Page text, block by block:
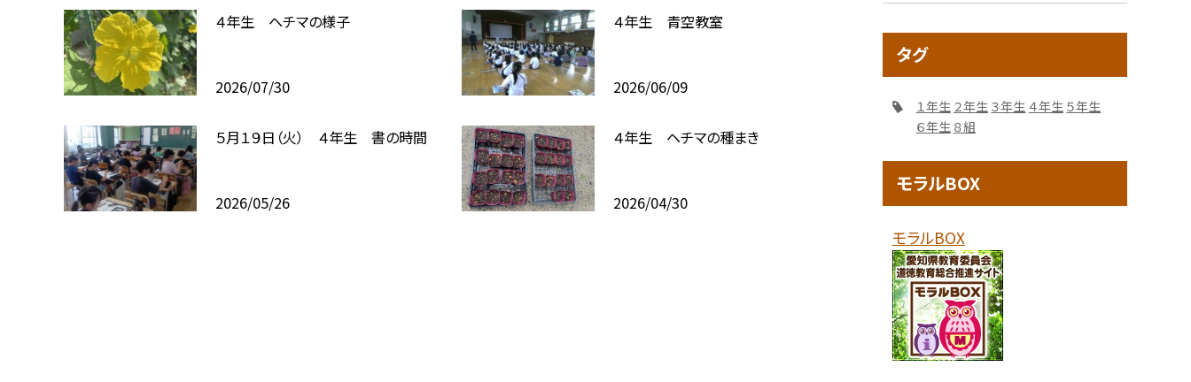
４年生 ヘチマの様子
2026/07/30
４年生 青空教室
2026/06/09
５月１９日（火） ４年生 書の時間
2026/05/26
４年生 ヘチマの種まき
2026/04/30
タグ
１年生 ２年生 ３年生 ４年生 ５年生
６年生 ８組
モラルBOX
モラルBOX